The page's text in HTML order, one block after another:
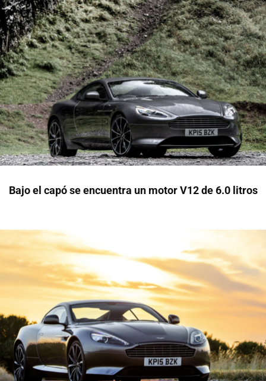
Bajo el capó se encuentra un motor V12 de 6.0 litros